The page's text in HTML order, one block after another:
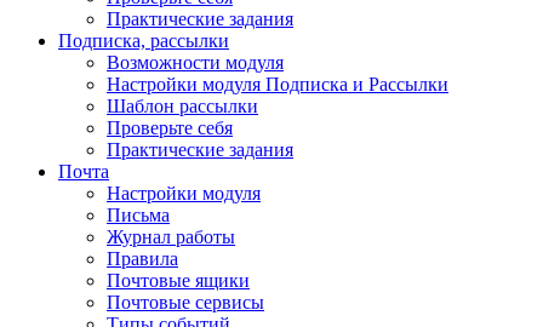
Практические задания
Подписка, рассылки
Возможности модуля
Настройки модуля Подписка и Рассылки
Шаблон рассылки
Проверьте себя
Практические задания
Почта
Настройки модуля
Письма
Журнал работы
Правила
Почтовые ящики
Почтовые сервисы